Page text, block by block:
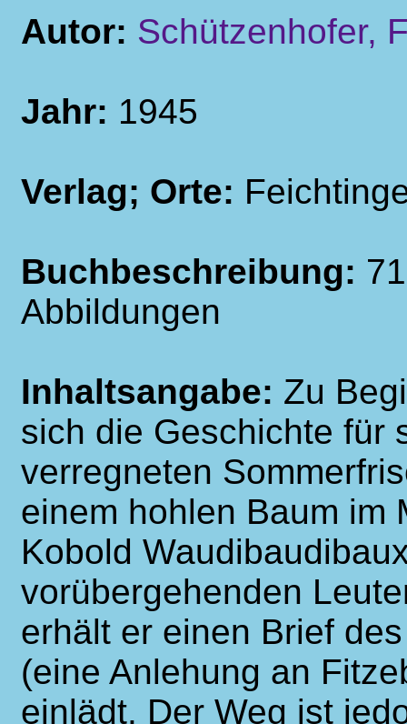
Autor: Schützenhofer,
Jahr: 1945
Verlag; Orte:
Buchbeschreibung:
Abbildungen
Inhaltsangabe: Zu
sich die Geschichte für
verregneten
einem hohlen Baum im
Kobold
vorübergehenden
erhält er einen Brief
(eine Anlehung an
einlädt. Der Weg ist